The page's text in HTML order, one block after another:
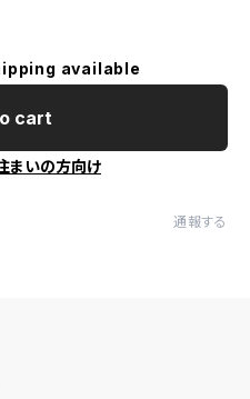
available
cart
まいの方向け
通報する